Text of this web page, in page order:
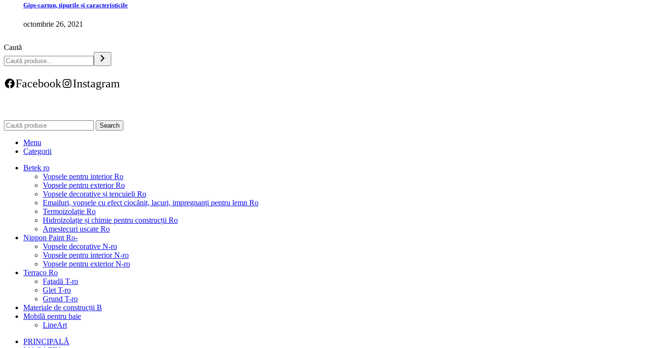
Gips-carton, tipurile și caracteristicile
octombrie 26, 2021
Caută
Facebook Instagram
Search
Menu
Categorii
Betek ro
Vopsele pentru interior Ro
Vopsele pentru exterior Ro
Vopsele decorative și tencuieli Ro
Emailuri, vopsele cu efect ciocănit, lacuri, impregnanți pentru lemn Ro
Termoizolație Ro
Hidroizolație și chimie pentru construcții Ro
Amestecuri uscate Ro
Nippon Paint Ro-
Vopsele decorative N-ro
Vopsele pentru interior N-ro
Vopsele pentru exterior N-ro
Terraco Ro
Faţadă T-ro
Glet T-ro
Grund T-ro
Materiale de construcții B
Mobilă pentru baie
LineArt
PRINCIPALĂ